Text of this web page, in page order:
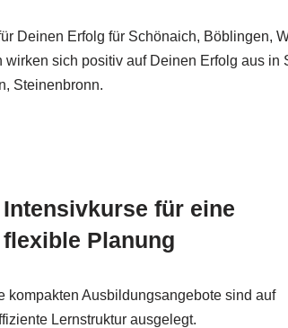
Deinen Erfolg für Schönaich, Böblingen,
sich positiv auf Deinen Erfolg aus
Steinenbronn.
Intensivkurse für eine
flexible Planung
kompakten Ausbildungsangebote sind auf
Lernstruktur ausgelegt.